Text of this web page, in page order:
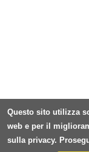
Questo sito utilizza
web e per il
sulla privacy.